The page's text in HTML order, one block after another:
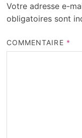
Votre adresse e-
obligatoires sont
COMMENTAIRE *